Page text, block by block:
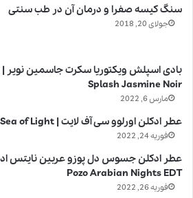
سنگ کیسه صفرا و درمان آن در طب سنتی
جولای 20, 2018
Splash Jasmine Noir
مارس 6, 2022
عطر ادکلن اورلوو سی آف لایت | Orlov Paris Sea of Light
فوریه 24, 2022
Pozo Arabian Nights EDT
فوریه 26, 2022